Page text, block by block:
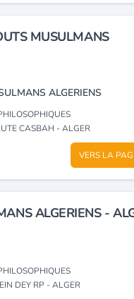
MUSULMANS
ALGERIENS
CASBAH - ALGER
VERS LA
ALGERIENS -
DEY RP - ALGER